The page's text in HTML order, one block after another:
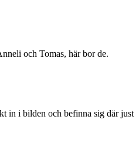
och Tomas, här bor de.
in i bilden och befinna sig där just